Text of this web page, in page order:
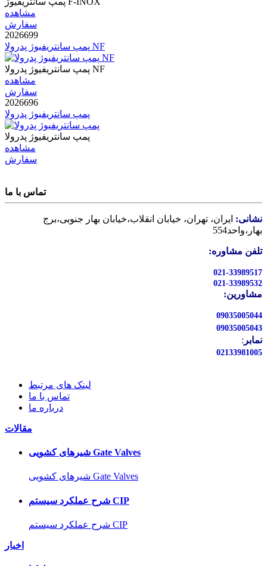
مشاهده
سفارش
2026699
پمپ سانتریفیوژ پدرولا NF
پمپ سانتریفیوژ پدرولا NF
مشاهده
سفارش
2026696
پمپ سانتریفیوژ پدرولا
پمپ سانتریفیوژ پدرولا
مشاهده
سفارش
تماس با ما
نشانی: ایران، تهران، خیابان انقلاب،خیابان بهار جنوبی،برج
بهار،واحد554
تلفن مشاوره:
021-33989517
021-33989532
مشاورین:
09035005044
09035005043
نمابر :
02133981005
لینک های مرتبط
تماس با ما
درباره ما
مقالات
شیرهای کشویی Gate Valves
شیرهای کشویی Gate Valves
شرح عملکرد سیستم CIP
شرح عملکرد سیستم CIP
اخبار